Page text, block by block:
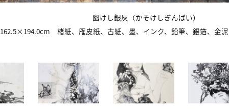
幽けし銀灰（かそけしぎんばい）
162.5×194.0cm 楮紙、雁皮紙、古紙、墨、インク、鉛筆、銀箔、金